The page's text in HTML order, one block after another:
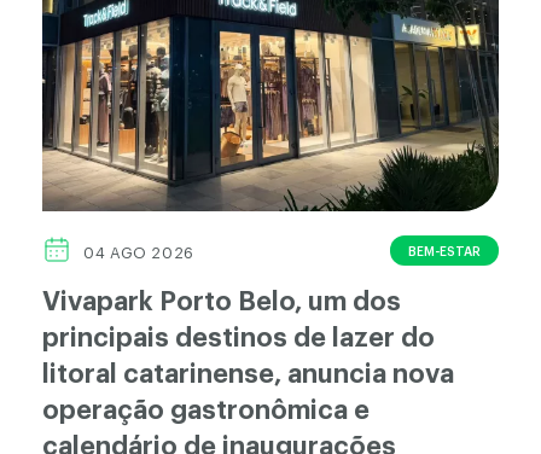
04 AGO 2026 BEM-ESTAR
Vivapark Porto Belo, um dos
principais destinos de lazer do
litoral catarinense, anuncia nova
operação gastronômica e
calendário de inaugurações